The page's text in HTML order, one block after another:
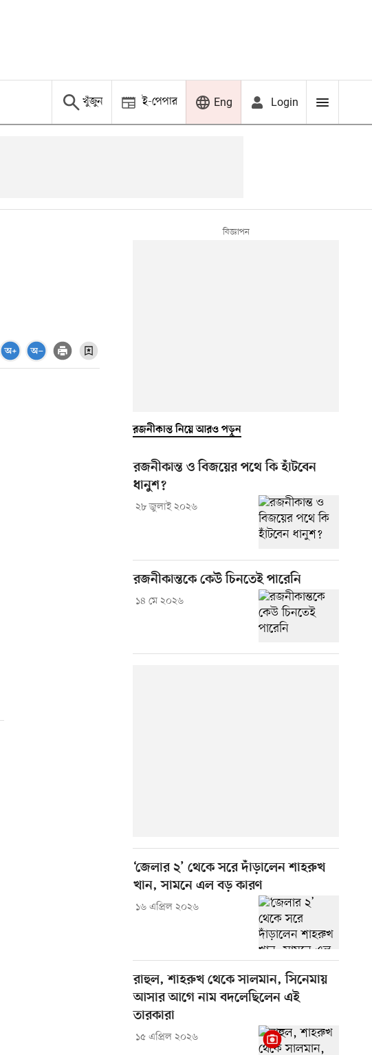
খুঁজুন ই-পেপার Eng Login
রজনীকান্ত নিয়ে আরও পড়ুন
রজনীকান্ত ও বিজয়ের পথে কি হাঁটবেন
ধানুশ?
২৮ জুলাই ২০২৬
রজনীকান্তকে কেউ চিনতেই পারেনি
১৪ মে ২০২৬
‘জেলার ২’ থেকে সরে দাঁড়ালেন শাহরুখ
খান, সামনে এল বড় কারণ
১৬ এপ্রিল ২০২৬
রাহুল, শাহরুখ থেকে সালমান, সিনেমায়
আসার আগে নাম বদলেছিলেন এই
তারকারা
১৫ এপ্রিল ২০২৬